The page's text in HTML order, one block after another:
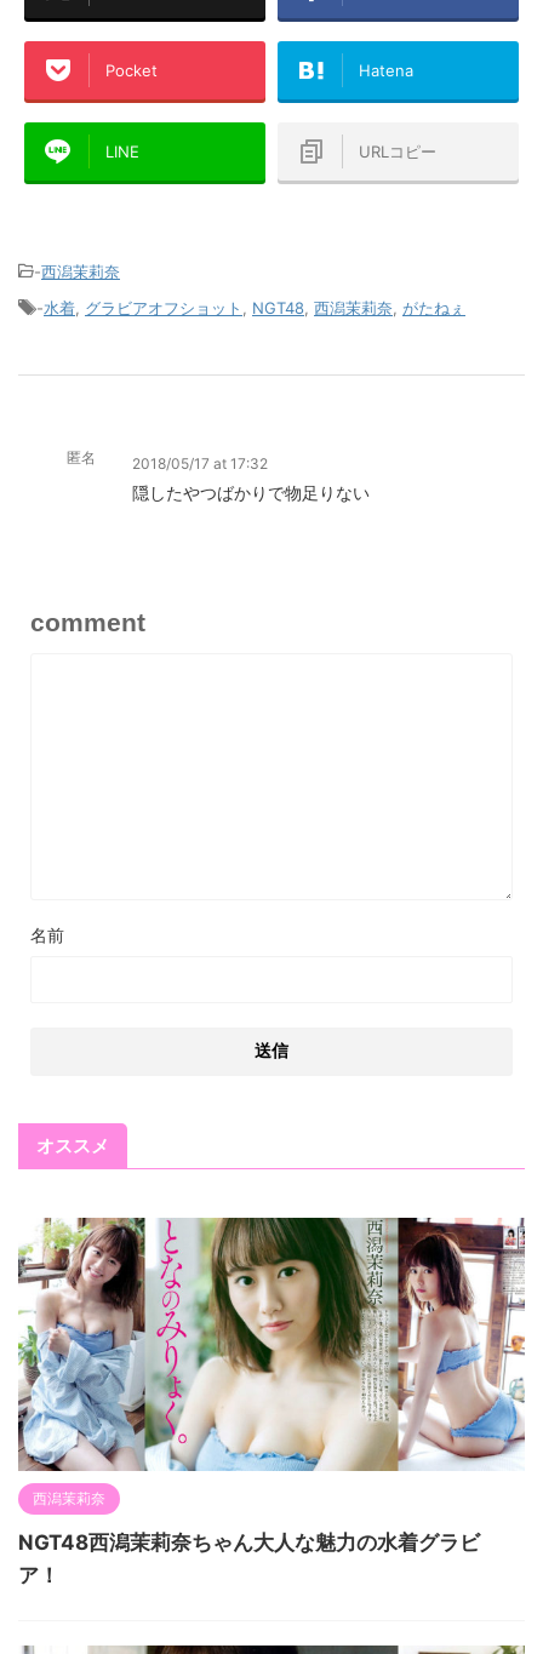
Pocket Hatena
LINE URLコピー
-西潟茉莉奈
-水着 グラビアオフショット NGT48 西潟茉莉奈 がたねぇ
匿名 2018/05/17 at 17:32
隠したやつばかりで物足りない
comment
名前
オススメ
西潟茉莉奈
NGT48西潟茉莉奈ちゃん大人な魅力の水着グラビ
ア！